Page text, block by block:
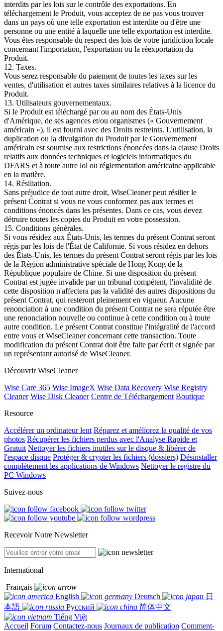
interdits par les lois sur le contrôle des exportations. En
téléchargement le Produit, vous acceptez de ne pas vous trouver
dans un pays où une telle exportation est interdite ou d'être une
personne ou une entité à laquelle une telle exportation est interdite.
Vous êtes responsable du respect des lois de votre juridiction locale
concernant l'importation, l'exportation ou la réexportation du
Produit.
12. Taxes.
Vous serez responsable du paiement de toutes les taxes sur les
ventes, d'utilisation et autres taxes similaires relatives à la licence du
Produit.
13. Utilisateurs gouvernementaux.
Si le Produit est téléchargé par ou au nom des États-Unis
d'Amérique, de ses agences et/ou organismes (« Gouvernement
américain »), il est fourni avec des Droits restreints. L'utilisation, la
duplication ou la divulgation du Produit par le Gouvernement
américain est soumise aux restrictions énoncées dans la clause Droits
relatifs aux données techniques et logiciels informatiques du
DFARS et à toute autre loi ou réglementation américaine applicable
en la matière.
14. Résiliation.
Sans préjudice de tout autre droit, WiseCleaner peut résilier le
présent Contrat si vous ne vous conformez pas aux termes et
conditions énoncés dans les présentes. Dans ce cas, vous devez
détruire toutes les copies du Produit en votre possession.
15. Conditions générales.
Si vous résidez aux États-Unis, les termes du présent Contrat seront
régis par les lois de l'État de Californie. Si vous résidez en dehors
des États-Unis, les termes du présent Contrat seront régis par les lois
de la Région administrative spéciale de Hong Kong de la
République populaire de Chine. Si une disposition du présent
Contrat est jugée invalide par un tribunal compétent, l'invalidité de
cette disposition n'affectera pas la validité des autres dispositions du
présent Contrat, qui resteront pleinement en vigueur. Aucune
renonciation à une condition du présent Contrat ne sera réputée être
une renonciation nouvelle ou continue à cette condition ou à toute
autre condition. Le présent Contrat constitue l'intégralité de l'accord
entre vous et WiseCleaner concernant cette transaction. Toute
modification du présent Contrat doit être faite par écrit et signée par
un représentant autorisé de WiseCleaner.
Découvrir WiseCleaner
Wise Care 365 Wise ImageX Wise Data Recovery Wise Registry
Cleaner Wise Disk Cleaner Centre de Téléchargement Boutique
Resource
Accélérer un ordinateur lent Réparez et améliorez la qualité de vos
photos Récupérer les fichiers perdus avec l'Analyse Rapide et
Gratuit Nettoyer les fichiers inutiles sur le disque & libérer de
l'espace disque Protéger & crypter les fichiers (dossiers) Désinstaller
complètement les applications de Windows Nettoyer le registre du
PC Windows
Suivez-nous
Recevoir Notre Newsletter
International
Français
English
Deutsch
日
本語
Русский
简体中文
Tiếng Việt
Accueil Forum Contactez-nous Journaux de publication Comment-